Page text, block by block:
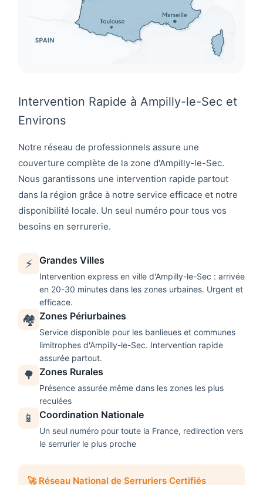
Intervention Rapide à Ampilly-le-Sec et
Environs
Notre réseau de professionnels assure une
couverture complète de la zone d'Ampilly-le-Sec.
Nous garantissons une intervention rapide partout
dans la région grâce à notre service efficace et notre
disponibilité locale. Un seul numéro pour tous vos
besoins en serrurerie.
⚡ Grandes Villes
Intervention express en ville d'Ampilly-le-Sec : arrivée
en 20-30 minutes dans les zones urbaines. Urgent et
efficace.
🏘️ Zones Périurbaines
Service disponible pour les banlieues et communes
limitrophes d'Ampilly-le-Sec. Intervention rapide
assurée partout.
🌳 Zones Rurales
Présence assurée même dans les zones les plus
reculées
📱 Coordination Nationale
Un seul numéro pour toute la France, redirection vers
le serrurier le plus proche
🚀 Réseau National de Serruriers Certifiés